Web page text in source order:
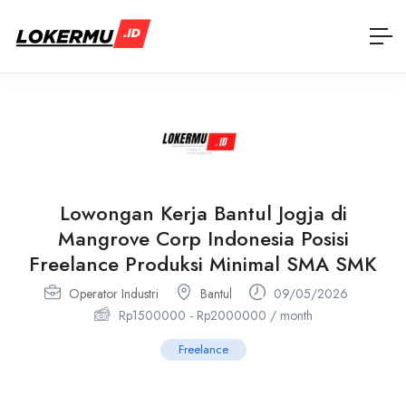
Lowongan Kerja Bantul Jogja di
Mangrove Corp Indonesia Posisi
Freelance Produksi Minimal SMA SMK
Operator Industri Bantul
09/05/2026
Rp1500000 - Rp2000000 / month
Freelance